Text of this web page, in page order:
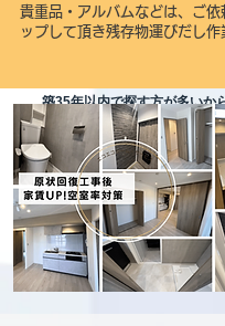
まず大変なのは、荷物や清掃
方が多いのも事実。
築35年以内で探す方が多いか
お気軽にご相談下さい。適切
ご提案します。
貴重品・アルバムなどは、ご依
ップして頂き残存物運びだし作